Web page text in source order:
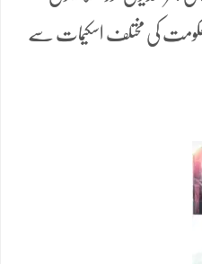
حکومت کی مختلف اسکیمات سے